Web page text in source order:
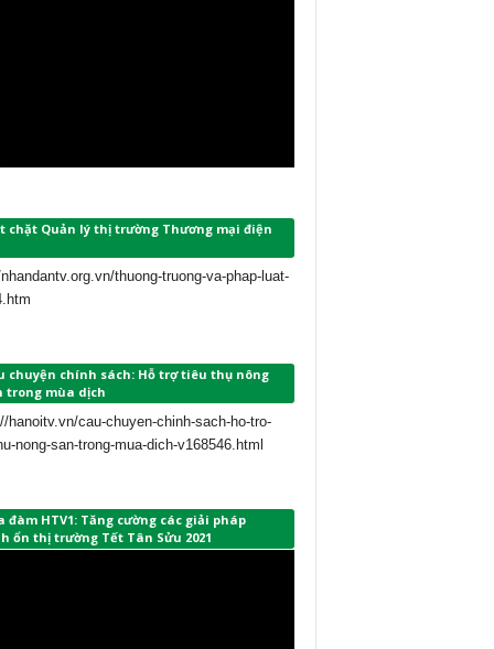
chặt Quản lý thị trường Thương mại điện
thuong-truong-va-phap-luat-
chuyện chính sách: Hỗ trợ tiêu thụ nông
trong mùa dịch
hanoitv.vn/cau-chuyen-chinh-sach-ho-tro-
nong-san-trong-mua-dich-v168546.html
đàm HTV1: Tăng cường các giải pháp
ổn thị trường Tết Tân Sửu 2021